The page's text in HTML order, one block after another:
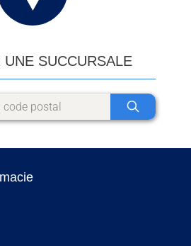
UNE SUCCURSALE